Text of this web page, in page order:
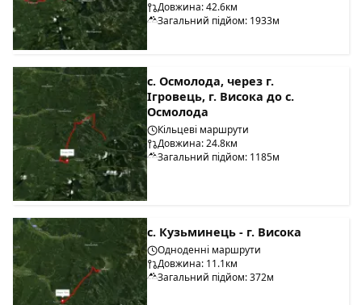
Довжина: 42.6км
Загальний підйом: 1933м
с. Осмолода, через г.
Ігровець, г. Висока до с.
Осмолода
Кільцеві маршрути
Довжина: 24.8км
Загальний підйом: 1185м
с. Кузьминець - г. Висока
Одноденні маршрути
Довжина: 11.1км
Загальний підйом: 372м